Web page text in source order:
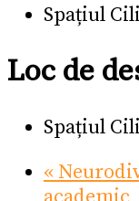
Spațiul
Loc de
Spațiul
«